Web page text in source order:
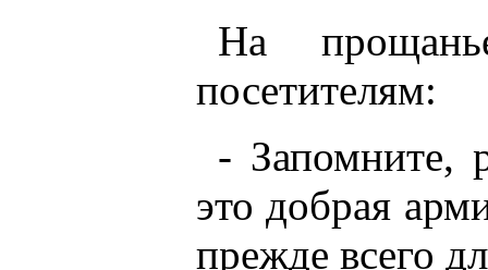
На
посетителям:
- Запомните,
это добрая
прежде всего